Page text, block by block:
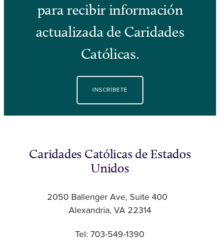
para recibir información
actualizada de Caridades
Católicas.
INSCRÍBETE
Caridades Católicas de Estados
Unidos
2050 Ballenger Ave, Suite 400
Alexandria, VA 22314
Tel: 703-549-1390